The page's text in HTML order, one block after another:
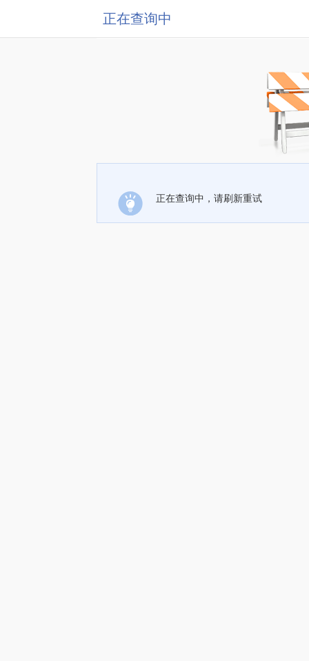
正在查询中
正在查询中，请刷新重试